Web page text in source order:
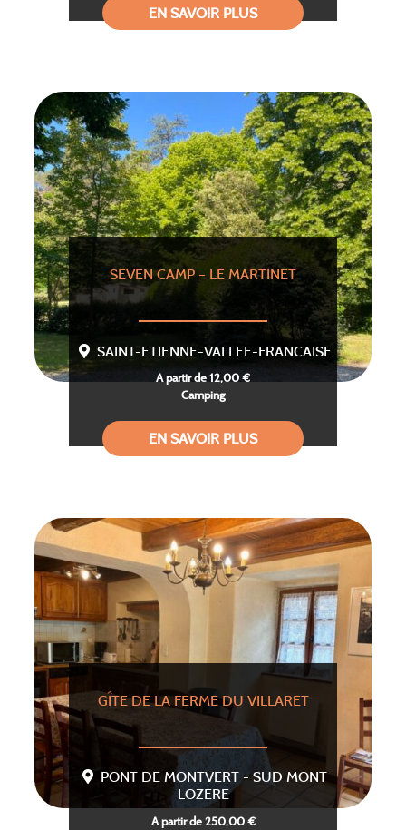
EN SAVOIR PLUS
SEVEN CAMP – LE MARTINET
SAINT-ETIENNE-VALLEE-FRANCAISE
A partir de 12,00 €
Camping
EN SAVOIR PLUS
GÎTE DE LA FERME DU VILLARET
PONT DE MONTVERT - SUD MONT
LOZERE
A partir de 250,00 €